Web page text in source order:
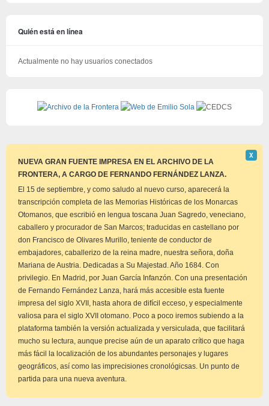
Quién está en línea
Actualmente no hay usuarios conectados
NUEVA GRAN FUENTE IMPRESA EN EL ARCHIVO DE LA
FRONTERA, A CARGO DE FERNANDO FERNÁNDEZ LANZA.
este
Χ
El 15 de septiembre, y como saludo al nuevo curso, aparecerá la
transcripción completa de las Memorias Históricas de los Monarcas
Otomanos, que escribió en lengua toscana Juan Sagredo, veneciano,
caballero y procurador de San Marcos; traducidas en castellano por
don Francisco de Olivares Murillo, teniente de conductor de
embajadores, caballerizo de la reina madre, nuestra señora, doña
Mariana de Austria. Dedicadas a Su Majestad. Año 1684. Con
privilegio. En Madrid, por Juan García Infanzón. Con una presentación
de Fernando Fernández Lanza, hará más accesible esta fuente
impresa del siglo XVII, hasta ahora de difícil ecceso, y especialmente
valiosa para el siglo XVII otomano. Poco a poco iremos subiendo a la
plataforma también la versión actualizada y versiculada, que facilitará
mucho su lectura, aunque precise aún de un aparato crítico que haga
más fácil la localización de los abundantes personajes y lugares
geográficos, así como las imprecisiones cronológicsas. Un punto de
partida para una nueva aventura.